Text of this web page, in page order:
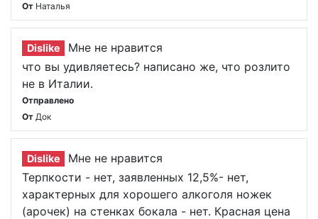
От Наталья
Dislike
Мне не нравится
что вы удивляетесь? написано же, что розлито
не в Италии.
Отправлено
От Док
Dislike
Мне не нравится
Терпкости - нет, заявленных 12,5%- нет,
характерных для хорошего алкоголя ножек
(арочек) на стенках бокала - нет. Красная цена